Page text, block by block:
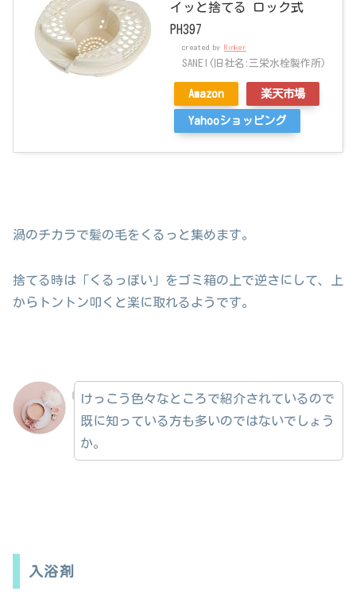
イッと捨てる ロック式
PH397
created by Rinker
SANEI(旧社名:三栄水栓製作所)
Amazon 楽天市場
Yahooショッピング
渦のチカラで髪の毛をくるっと集めます。
捨てる時は「くるっぽい」をゴミ箱の上で逆さにして、上
からトントン叩くと楽に取れるようです。
けっこう色々なところで紹介されているので
既に知っている方も多いのではないでしょう
か。
入浴剤